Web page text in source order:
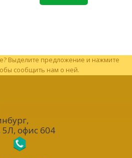
Выделите предложение и нажмите
сообщить нам о ней.
,
офис 604